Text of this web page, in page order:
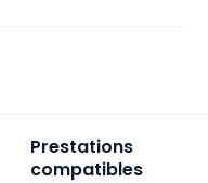
Prestations
compatibles